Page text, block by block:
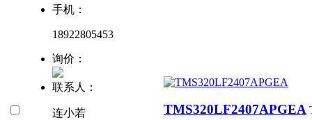
手机：
18922805453
询价：
联系人：
连小若 TMS320LF2407APGEA